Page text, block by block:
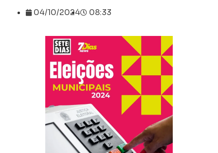
04/10/2024 08:33